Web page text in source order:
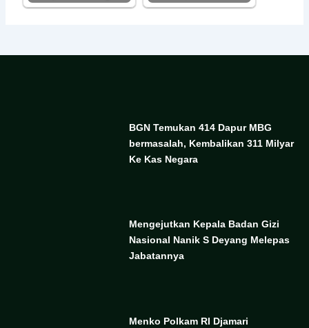
BGN Temukan 414 Dapur MBG
bermasalah, Kembalikan 311 Milyar
Ke Kas Negara
Mengejutkan Kepala Badan Gizi
Nasional Nanik S Deyang Melepas
Jabatannya
Menko Polkam RI Djamari